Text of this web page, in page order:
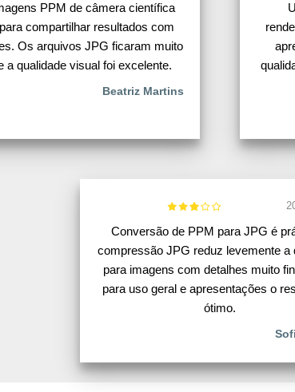
PPM de câmera científica
compartilhar resultados com
Os arquivos JPG ficaram muito
a qualidade visual foi excelente.
Beatriz Martins
Conversão de PPM para JPG é
compressão JPG reduz levemente a
para imagens com detalhes muito
para uso geral e apresentações o
ótimo.